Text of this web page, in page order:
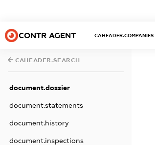
CONTR AGENT CAHEADER.COMPANIES
CAHEADER.SEARCH
document.dossier
document.statements
document.history
document.inspections